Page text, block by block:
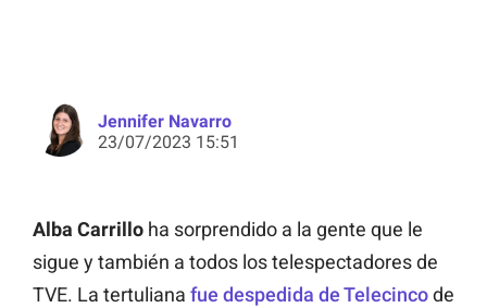
Jennifer Navarro
23/07/2023 15:51
Alba Carrillo ha sorprendido a la gente que le
sigue y también a todos los telespectadores de
TVE. La tertuliana fue despedida de Telecincode